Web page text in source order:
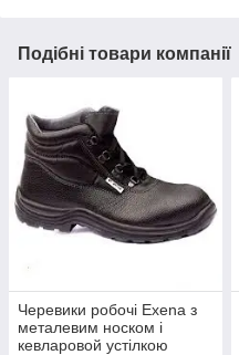
Подібні товари компанії
Черевики робочі Exena з
металевим носком і
кевларовой устілкою